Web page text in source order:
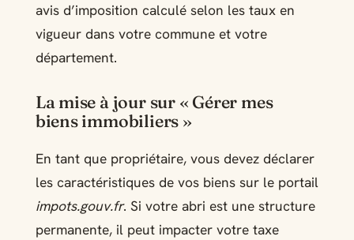
avis d’imposition calculé selon les taux en
vigueur dans votre commune et votre
département.
La mise à jour sur « Gérer mes
biens immobiliers »
En tant que propriétaire, vous devez déclarer
les caractéristiques de vos biens sur le portail
impots.gouv.fr. Si votre abri est une structure
permanente, il peut impacter votre taxe